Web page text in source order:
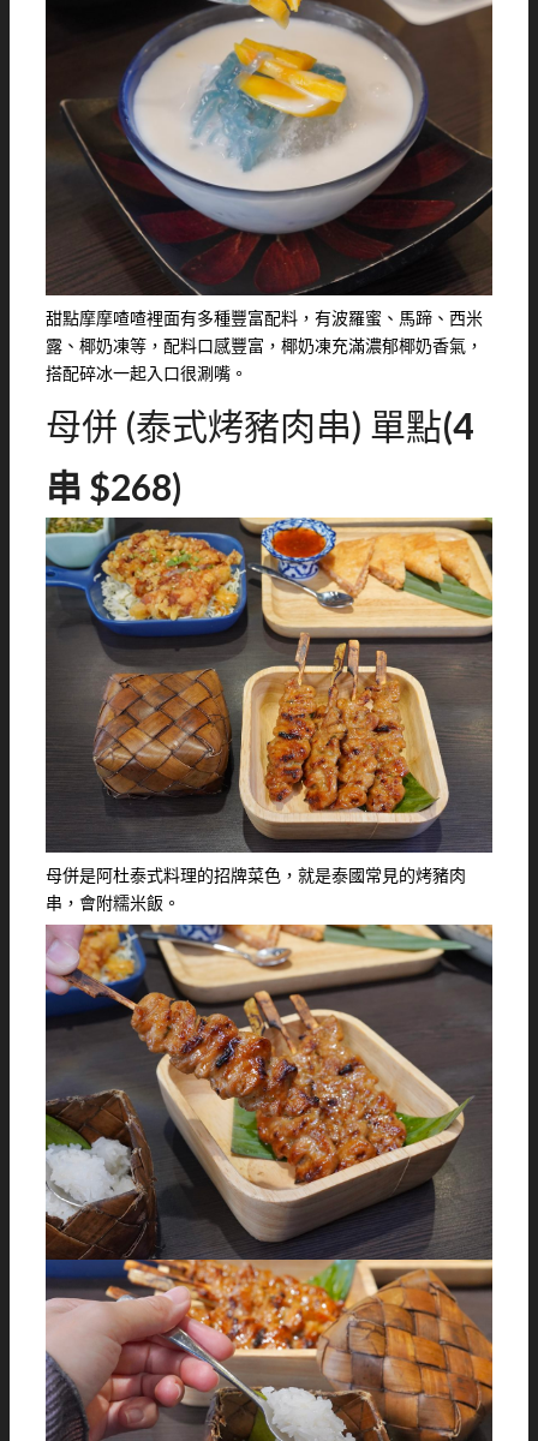
甜點摩摩喳喳裡面有多種豐富配料，有波羅蜜、馬蹄、西米
露、椰奶凍等，配料口感豐富，椰奶凍充滿濃郁椰奶香氣，
搭配碎冰一起入口很涮嘴。
母併 (泰式烤豬肉串) 單點(4
串 $268)
母併是阿杜泰式料理的招牌菜色，就是泰國常見的烤豬肉
串，會附糯米飯。